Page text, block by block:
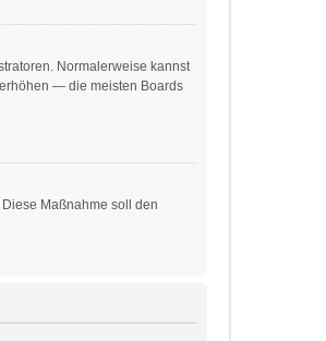
Normalerweise kannst
— die meisten Boards
Maßnahme soll den